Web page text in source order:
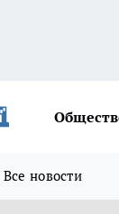
Все новости